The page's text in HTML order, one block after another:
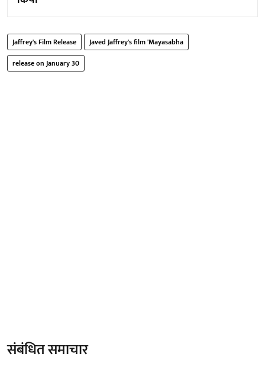
Jaffrey's Film Release
Javed Jaffrey's film 'Mayasabha
release on January 30
संबंधित समाचार